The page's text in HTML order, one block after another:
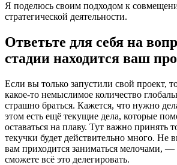
Я поделюсь своим подходом к
стратегической деятельности.
Ответьте для себя на
стадии находится ваш
Если вы только запустили свой проект,
какое-то немыслимое количество
страшно браться. Кажется, что нужно
этом есть ещё текущие дела, которые
оставаться на плаву. Тут важно принять
текучки будет действительно много. Не
вам приходится заниматься мелочами,
сможете всё это делегировать.